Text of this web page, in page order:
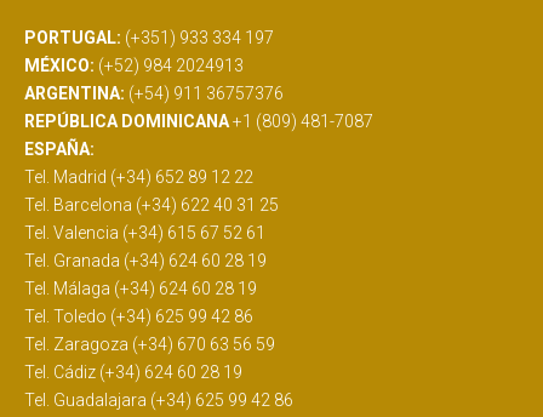
PORTUGAL: (+351) 933 334 197
MÉXICO: (+52) 984 2024913
ARGENTINA: (+54) 911 36757376
REPÚBLICA DOMINICANA+1 (809) 481-7087
ESPAÑA:
Tel. Madrid (+34) 652 89 12 22
Tel. Barcelona (+34) 622 40 31 25
Tel. Valencia (+34) 615 67 52 61
Tel. Granada (+34) 624 60 28 19
Tel. Málaga (+34) 624 60 28 19
Tel. Toledo (+34) 625 99 42 86
Tel. Zaragoza (+34) 670 63 56 59
Tel. Cádiz (+34) 624 60 28 19
Tel. Guadalajara (+34) 625 99 42 86